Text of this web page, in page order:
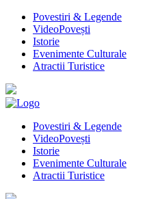
Povestiri & Legende
VideoPovești
Istorie
Evenimente Culturale
Atractii Turistice
Povestiri & Legende
VideoPovești
Istorie
Evenimente Culturale
Atractii Turistice